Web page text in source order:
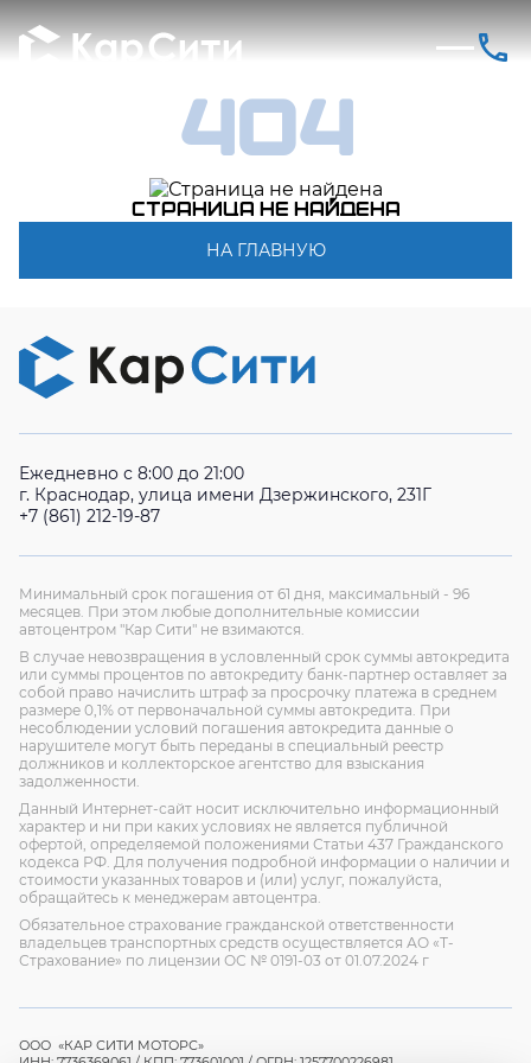
404
Страница не найдена
НА ГЛАВНУЮ
Ежедневно с 8:00 до 21:00
г. Краснодар, улица имени Дзержинского, 231Г
+7 (861) 212-19-87
Минимальный срок погашения от 61 дня, максимальный - 96
месяцев. При этом любые дополнительные комиссии
автоцентром "Кар Сити" не взимаются.
В случае невозвращения в условленный срок суммы автокредита
или суммы процентов по автокредиту банк-партнер оставляет за
собой право начислить штраф за просрочку платежа в среднем
размере 0,1% от первоначальной суммы автокредита. При
несоблюдении условий погашения автокредита данные о
нарушителе могут быть переданы в специальный реестр
должников и коллекторское агентство для взыскания
задолженности.
Данный Интернет-сайт носит исключительно информационный
характер и ни при каких условиях не является публичной
офертой, определяемой положениями Статьи 437 Гражданского
кодекса РФ. Для получения подробной информации о наличии и
стоимости указанных товаров и (или) услуг, пожалуйста,
обращайтесь к менеджерам автоцентра.
Обязательное страхование гражданской ответственности
владельцев транспортных средств осуществляется АО «Т-
Страхование» по лицензии ОС № 0191-03 от 01.07.2024 г
ООО «КАР СИТИ МОТОРС»